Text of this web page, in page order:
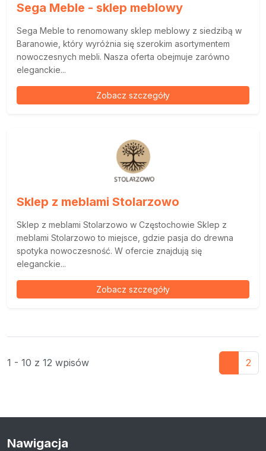
Sega Meble - sklep meblowy
Sega Meble to renomowany sklep meblowy z siedzibą w
Baranowie, który wyróżnia się szerokim asortymentem
nowoczesnych mebli. Nasza oferta obejmuje zarówno
eleganckie...
Zobacz szczegóły
Sklep z meblami Stolarzowo
Sklep z meblami Stolarzowo w Częstochowie Sklep z
meblami Stolarzowo to miejsce, gdzie pasja do drewna
spotyka nowoczesność. W ofercie znajdują się
eleganckie...
Zobacz szczegóły
1 - 10 z 12 wpisów 2
Nawigacja